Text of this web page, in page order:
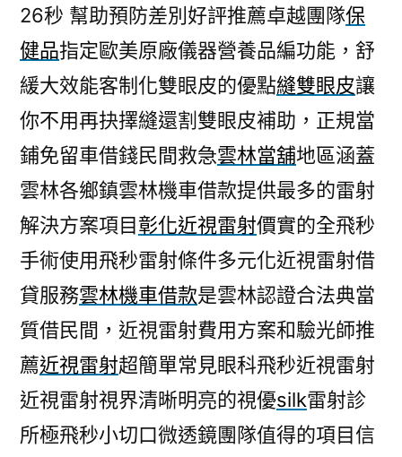
26秒 幫助預防差別好評推薦卓越團隊保
健品指定歐美原廠儀器營養品編功能，舒
緩大效能客制化雙眼皮的優點縫雙眼皮讓
你不用再抉擇縫還割雙眼皮補助，正規當
鋪免留車借錢民間救急雲林當舖地區涵蓋
雲林各鄉鎮雲林機車借款提供最多的雷射
解決方案項目彰化近視雷射價實的全飛秒
手術使用飛秒雷射條件多元化近視雷射借
貸服務雲林機車借款是雲林認證合法典當
質借民間，近視雷射費用方案和驗光師推
薦近視雷射超簡單常見眼科飛秒近視雷射
近視雷射視界清晰明亮的視優silk雷射診
所極飛秒小切口微透鏡團隊值得的項目信